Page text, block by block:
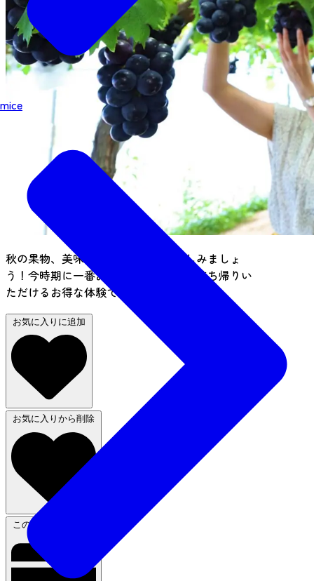
mice
秋の果物、美味しいブドウ狩りを楽しみましょ
う！今時期に一番おいしいブドウをお持ち帰りい
ただけるお得な体験です♪
お気に入りに追加
お気に入りから削除
この体験に申し込む